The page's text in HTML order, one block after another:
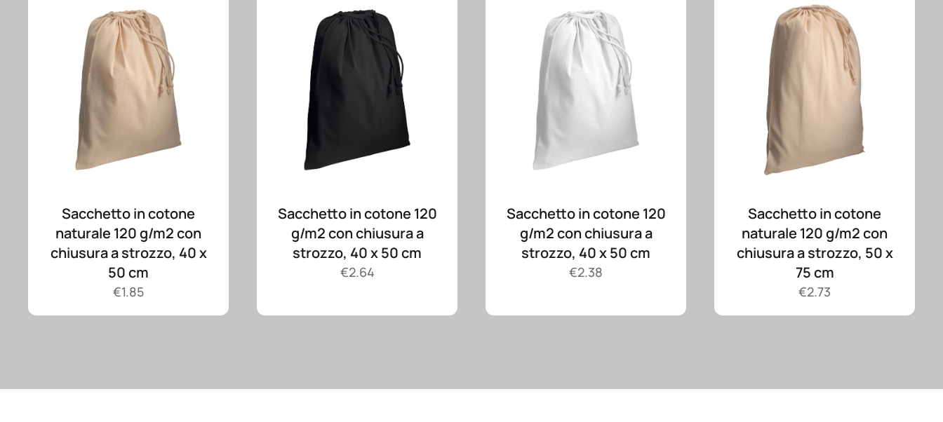
Sacchetto in cotone
naturale 120 g/m2 con
chiusura a strozzo, 40 x
50 cm
€1.85
Sacchetto in cotone 120
g/m2 con chiusura a
strozzo, 40 x 50 cm
€2.64
Sacchetto in cotone 120
g/m2 con chiusura a
strozzo, 40 x 50 cm
€2.38
Sacchetto in cotone
naturale 120 g/m2 con
chiusura a strozzo, 50 x
75 cm
€2.73